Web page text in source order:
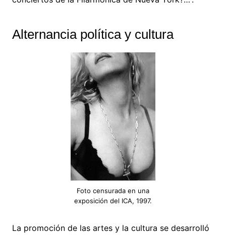
Alternancia política y cultura
Foto censurada en una
exposición del ICA, 1997.
La promoción de las artes y la cultura se desarrolló